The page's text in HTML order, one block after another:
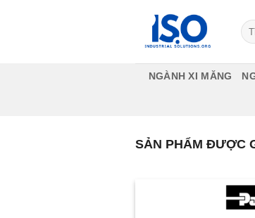
Tìm
NGÀNH XI MĂNG
SẢN PHẨM ĐƯỢC